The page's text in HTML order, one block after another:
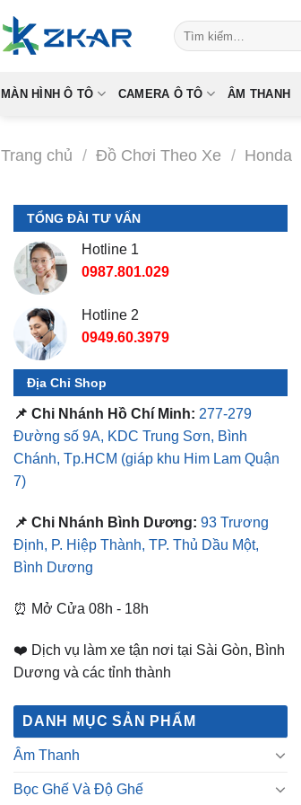
to
content
Tìm
kiếm:
MÀN HÌNH Ô TÔ CAMERA Ô TÔ ÂM THANH
Trang chủ / Đồ Chơi Theo Xe / Honda
TỔNG ĐÀI TƯ VẤN
Hotline 1
0987.801.029
Hotline 2
0949.60.3979
Địa Chỉ Shop
📌 Chi Nhánh Hồ Chí Minh: 277-279
Đường số 9A, KDC Trung Sơn, Bình
Chánh, Tp.HCM (giáp khu Him Lam Quận
7)
📌 Chi Nhánh Bình Dương: 93 Trương
Định, P. Hiệp Thành, TP. Thủ Dầu Một,
Bình Dương
⏰ Mở Cửa 08h - 18h
❤️ Dịch vụ làm xe tận nơi tại Sài Gòn, Bình
Dương và các tỉnh thành
DANH MỤC SẢN PHẨM
Âm Thanh
Bọc Ghế Và Độ Ghế